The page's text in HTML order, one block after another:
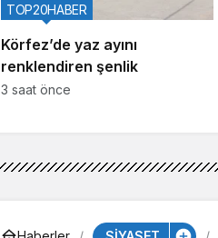
Körfez’de yaz ayını
renklendiren şenlik
TOP20HABER
3 saat önce